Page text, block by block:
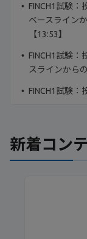
FINCH1試験：
ベースライン
【13:53】
FINCH1試験：
スラインから
FINCH1試験：
新着コン